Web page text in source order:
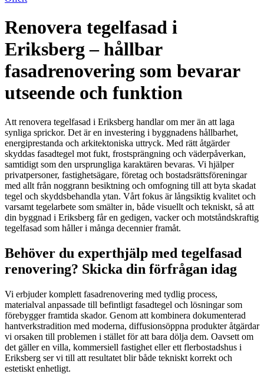
Renovera tegelfasad i
Eriksberg – hållbar
fasadrenovering som bevarar
utseende och funktion
Att renovera tegelfasad i Eriksberg handlar om mer än att laga
synliga sprickor. Det är en investering i byggnadens hållbarhet,
energiprestanda och arkitektoniska uttryck. Med rätt åtgärder
skyddas fasadtegel mot fukt, frostsprängning och väderpåverkan,
samtidigt som den ursprungliga karaktären bevaras. Vi hjälper
privatpersoner, fastighetsägare, företag och bostadsrättsföreningar
med allt från noggrann besiktning och omfogning till att byta skadat
tegel och skyddsbehandla ytan. Vårt fokus är långsiktig kvalitet och
varsamt tegelarbete som smälter in, både visuellt och tekniskt, så att
din byggnad i Eriksberg får en gedigen, vacker och motståndskraftig
tegelfasad som håller i många decennier framåt.
Behöver du experthjälp med tegelfasad
renovering? Skicka din förfrågan idag
Vi erbjuder komplett fasadrenovering med tydlig process,
materialval anpassade till befintligt fasadtegel och lösningar som
förebygger framtida skador. Genom att kombinera dokumenterad
hantverkstradition med moderna, diffusionsöppna produkter åtgärdar
vi orsaken till problemen i stället för att bara dölja dem. Oavsett om
det gäller en villa, kommersiell fastighet eller ett flerbostadshus i
Eriksberg ser vi till att resultatet blir både tekniskt korrekt och
estetiskt enhetligt.